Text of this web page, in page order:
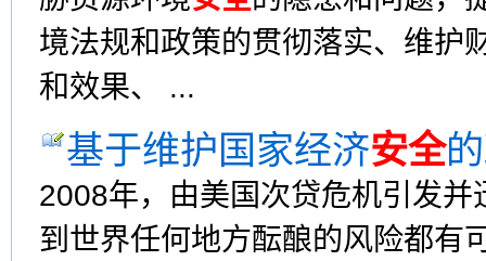
境法规和政策的贯彻落实、维护
和效果、 ...
基于维护国家经济安全
2008年，由美国次贷危机引发
到世界任何地方酝酿的风险都有